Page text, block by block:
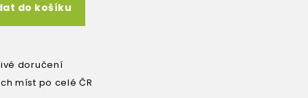
do košíku
doručení
míst po celé ČR